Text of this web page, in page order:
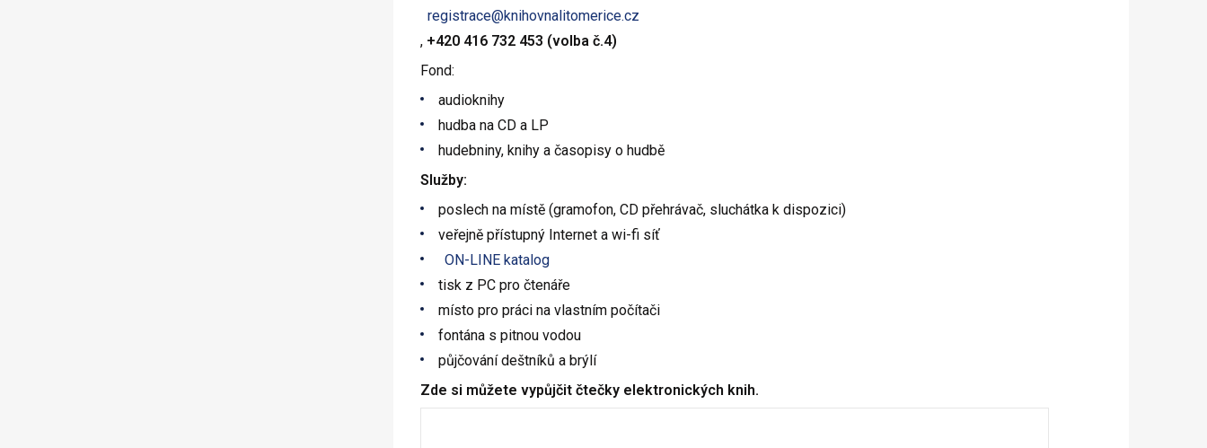
registrace@knihovnalitomerice.cz
, +420 416 732 453 (volba č.4)
Fond:
audioknihy
hudba na CD a LP
hudebniny, knihy a časopisy o hudbě
Služby:
poslech na místě (gramofon, CD přehrávač, sluchátka k dispozici)
veřejně přístupný Internet a wi-fi síť
ON-LINE katalog
tisk z PC pro čtenáře
místo pro práci na vlastním počítači
fontána s pitnou vodou
půjčování deštníků a brýlí
Zde si můžete vypůjčit čtečky elektronických knih.